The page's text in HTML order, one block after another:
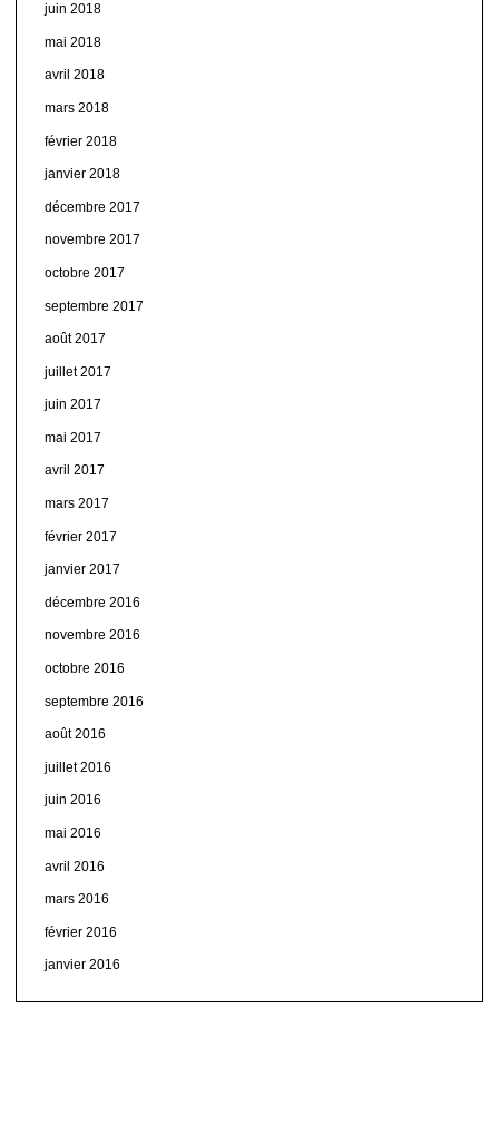
juin 2018
mai 2018
avril 2018
mars 2018
février 2018
janvier 2018
décembre 2017
novembre 2017
octobre 2017
septembre 2017
août 2017
juillet 2017
juin 2017
mai 2017
avril 2017
mars 2017
février 2017
janvier 2017
décembre 2016
novembre 2016
octobre 2016
septembre 2016
août 2016
juillet 2016
juin 2016
mai 2016
avril 2016
mars 2016
février 2016
janvier 2016